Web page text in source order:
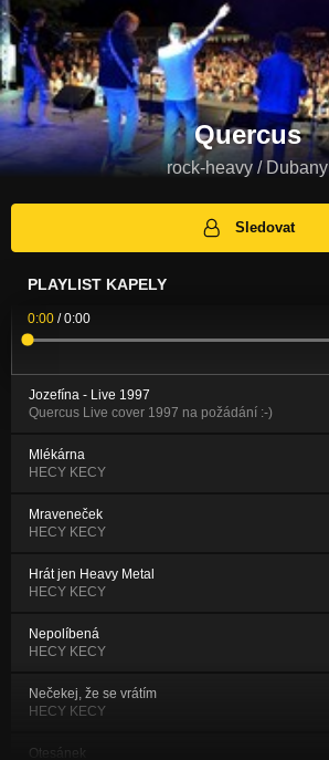
Quercus
rock-heavy / Dubany
Sledovat
PLAYLIST KAPELY
0:00 /0:00
Jozefína - Live 1997
Quercus Live cover 1997 na požádání :-)
Mlékárna
HECY KECY
Mraveneček
HECY KECY
Hrát jen Heavy Metal
HECY KECY
Nepolíbená
HECY KECY
Nečekej, že se vrátím
HECY KECY
Otesánek